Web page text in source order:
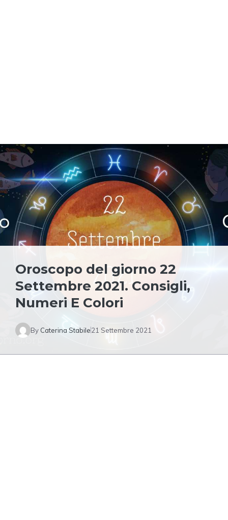
Oroscopo del giorno 22
Settembre 2021. Consigli,
Numeri E Colori
By Caterina Stabile21 Settembre 2021